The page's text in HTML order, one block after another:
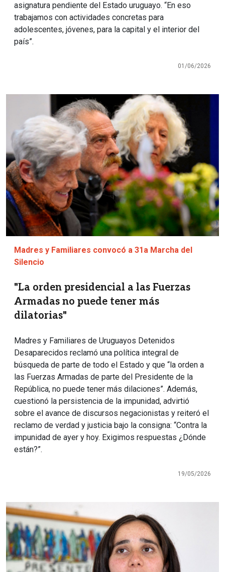
asignatura pendiente del Estado uruguayo. “En eso
trabajamos con actividades concretas para
adolescentes, jóvenes, para la capital y el interior del
país”.
01/06/2026
Madres y Familiares convocó a 31a Marcha del
Silencio
"La orden presidencial a las Fuerzas
Armadas no puede tener más
dilatorias"
Madres y Familiares de Uruguayos Detenidos
Desaparecidos reclamó una política integral de
búsqueda de parte de todo el Estado y que “la orden a
las Fuerzas Armadas de parte del Presidente de la
República, no puede tener más dilaciones”. Además,
cuestionó la persistencia de la impunidad, advirtió
sobre el avance de discursos negacionistas y reiteró el
reclamo de verdad y justicia bajo la consigna: “Contra la
impunidad de ayer y hoy. Exigimos respuestas ¿Dónde
están?”.
19/05/2026
Imagen